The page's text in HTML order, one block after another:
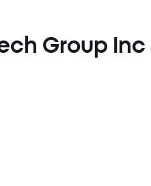
Group Inc